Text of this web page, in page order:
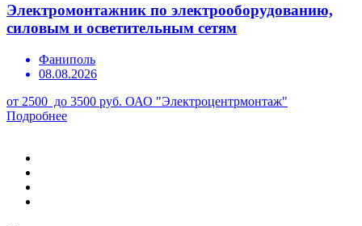
Электромонтажник по электрооборудованию,
силовым и осветительным сетям
Фаниполь
08.08.2026
от 2500 до 3500 руб. ОАО "Электроцентрмонтаж"
Подробнее